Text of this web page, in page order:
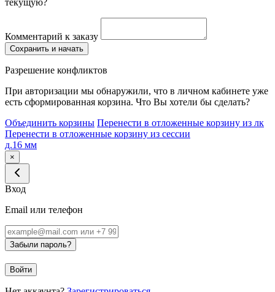
текущую?
Комментарий к заказу
Сохранить и начать
Разрешение конфликтов
При авторизации мы обнаружили, что в личном кабинете уже
есть сформированная корзина. Что Вы хотели бы сделать?
Объединить корзины Перенести в отложенные корзину из лк
Перенести в отложенные корзину из сессии
д.16 мм
×
Вход
Email или телефон
Забыли пароль?
Войти